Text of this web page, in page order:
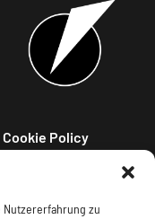
Nutzererfahrung zu
Cookie Policy